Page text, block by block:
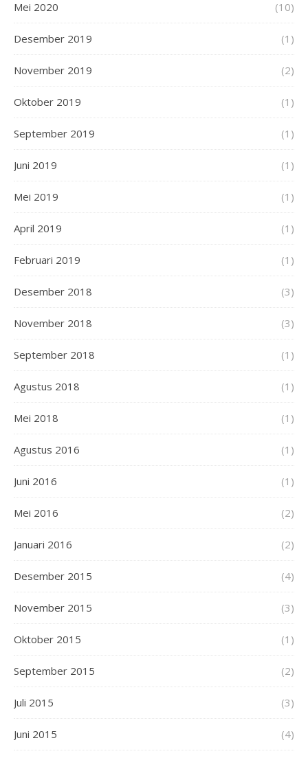
Mei 2020 (10)
Desember 2019 (1)
November 2019 (2)
Oktober 2019 (1)
September 2019 (1)
Juni 2019 (1)
Mei 2019 (1)
April 2019 (1)
Februari 2019 (1)
Desember 2018 (3)
November 2018 (3)
September 2018 (1)
Agustus 2018 (1)
Mei 2018 (1)
Agustus 2016 (1)
Juni 2016 (1)
Mei 2016 (2)
Januari 2016 (2)
Desember 2015 (4)
November 2015 (3)
Oktober 2015 (1)
September 2015 (2)
Juli 2015 (3)
Juni 2015 (4)